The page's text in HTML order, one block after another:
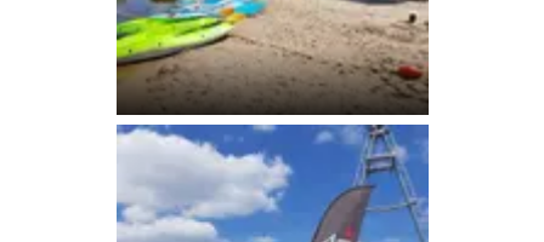
Kayaks und SUP-Boards
am Strand